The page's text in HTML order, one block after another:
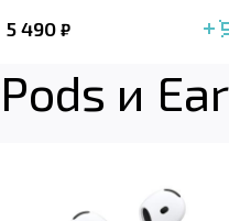
5 490 ₽
и